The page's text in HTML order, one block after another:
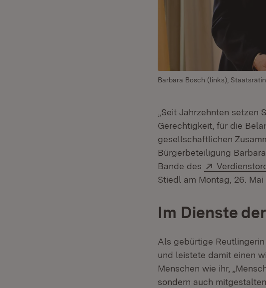
Barbara Bosch (links),
„Seit Jahrzehnten
Gerechtigkeit, für die
gesellschaftlichen
Bürgerbeteiligung
Bande des
Extern:
Stiedl am Montag, 26. Mai
Im Dienste
Als gebürtige
und leistete damit einen
Menschen wie ihr,
sondern auch